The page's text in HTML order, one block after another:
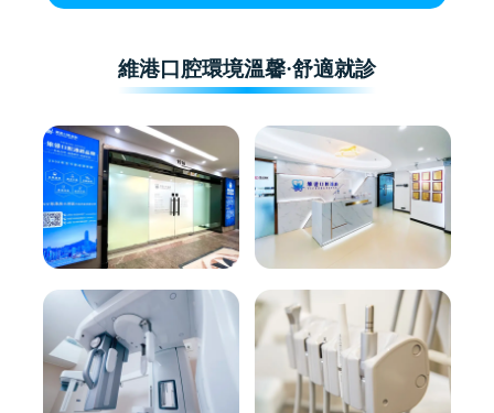
維港口腔環境溫馨·舒適就診